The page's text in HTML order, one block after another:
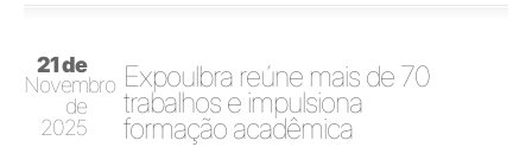
21 de
Novembro
de
2025
Expoulbra reúne mais de 70
trabalhos e impulsiona
formação acadêmica